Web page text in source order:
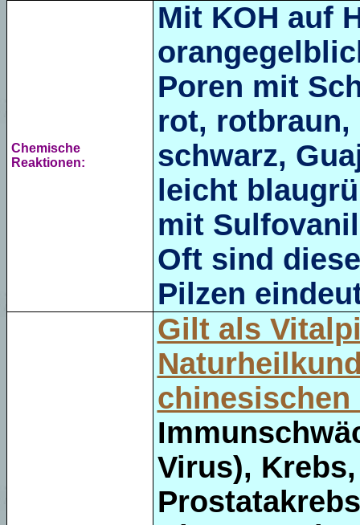
Chemische
Reaktionen:
Mit KOH auf
Poren mit
rot, rotbraun,
schwarz,
leicht
mit
Oft sind
Pilzen
Gilt als
Virus),